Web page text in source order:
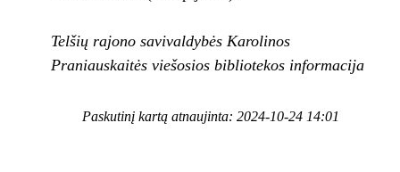
Telšių rajono savivaldybės Karolinos
Praniauskaitės viešosios bibliotekos informacija
Paskutinį kartą atnaujinta: 2024-10-24 14:01